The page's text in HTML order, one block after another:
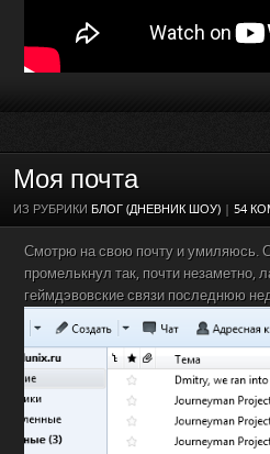
Моя почта
ИЗ РУБРИКИ БЛОГ (ДНЕВНИК ШОУ) | 54
Смотрю на свою почту и умиляюсь.
промелькнул так, почти незаметно,
геймдэвовские связи последнюю